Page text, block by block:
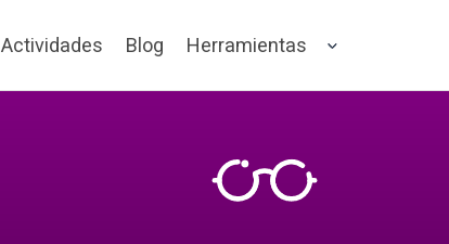
Actividades Blog Herramientas